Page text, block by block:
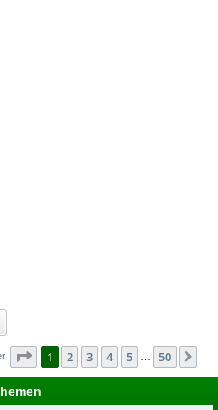
Seite 1von 50
1 2 3 4 5 50